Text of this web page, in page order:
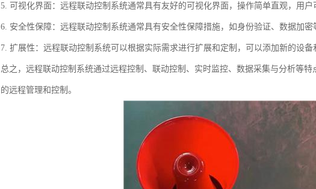
5. 可视化界面：远程联动控制系统通常具有友好的可视化界面，操作简单直观，用户
6. 安全性保障：远程联动控制系统通常具有安全性保障措施，如身份验证、数据加密
7. 扩展性：远程联动控制系统可以根据实际需求进行扩展和定制，可以添加新的设备
总之，远程联动控制系统通过远程控制、联动控制、实时监控、数据采集与分析等
的远程管理和控制。